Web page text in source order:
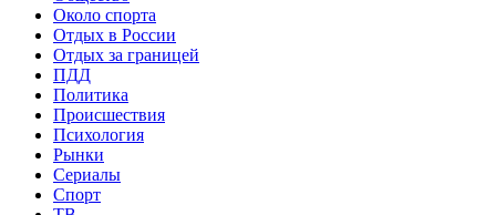
Около спорта
Отдых в России
Отдых за границей
ПДД
Политика
Происшествия
Психология
Рынки
Сериалы
Спорт